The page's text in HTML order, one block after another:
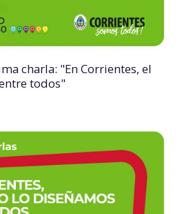
charla: "En Corrientes, el
todos"